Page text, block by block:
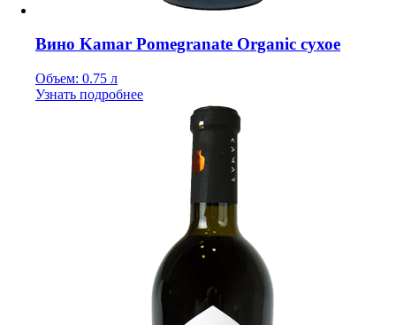
Вино Kamar Pomegranate Organic сухое
Объем: 0.75 л
Узнать подробнее